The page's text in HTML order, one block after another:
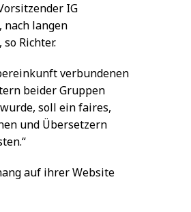
IG
nach langen
Richter.
verbundenen
beider Gruppen
soll ein faires,
und Übersetzern
auf ihrer Website